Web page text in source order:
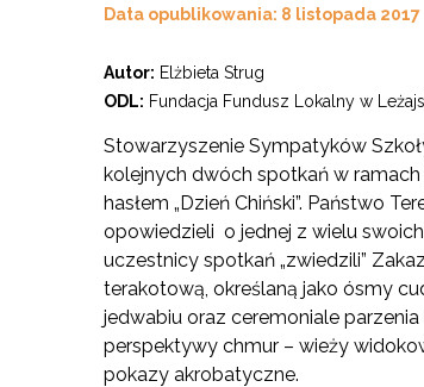
Data opublikowania: 8 listopada 2017
Autor: Elżbieta Strug
ODL: Fundacja Fundusz Lokalny w
Stowarzyszenie Sympatyków
kolejnych dwóch spotkań w
hasłem „Dzień Chiński”. Państwo
opowiedzieli o jednej z wielu
uczestnicy spotkań „zwiedzili”
terakotową, określaną jako ósmy
jedwabiu oraz ceremoniale
perspektywy chmur – wieży
pokazy akrobatyczne.